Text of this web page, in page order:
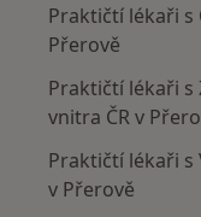
Praktičtí lékaři
Přerově
Praktičtí lékaři
vnitra ČR v
Praktičtí lékaři s
v Přerově